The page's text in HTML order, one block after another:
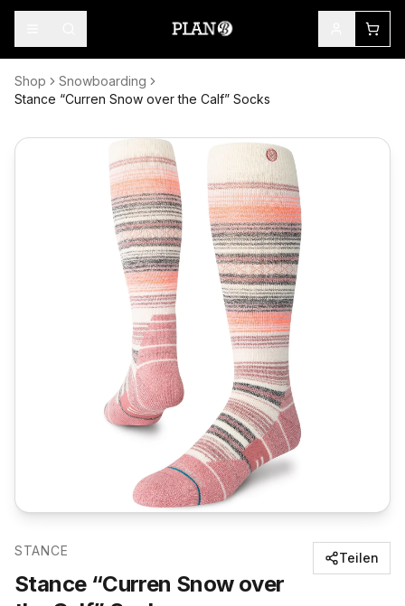
Shop
Snowboarding
Stance “Curren Snow over the Calf” Socks
STANCE
Stance “Curren Snow over
Teilen